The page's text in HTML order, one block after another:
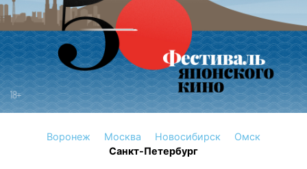
Воронеж Москва Новосибирск
Омск
Санкт-Петербург